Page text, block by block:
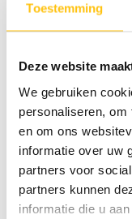
Toestemming
Deze website
We gebruiken
personaliseren,
en om ons
informatie over uw
partners voor
partners kunnen
informatie die u
Ook vanuitInsert
zijn, werken we